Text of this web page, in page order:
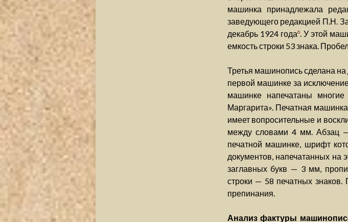
машинка принадлежала
заведующего редакцией П.Н.
декабрь 1924 года6. У этой
емкость строки 53 знака.
Третья машинопись сделана
первой машинке за
машинке напечатаны
Маргарита». Печатная
имеет вопросительные и
между словами 4 мм. Абзац —
печатной машинке, шрифт
документов, напечатанных на
заглавных букв — 3 мм,
строки — 58 печатных
препинания.
Анализ фактуры